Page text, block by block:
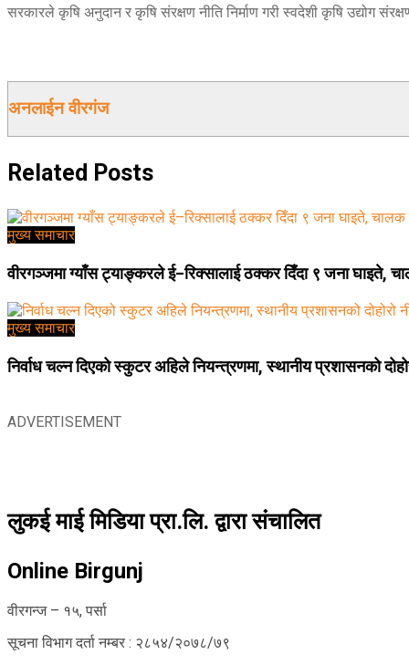
सरकारले कृषि अनुदान र कृषि संरक्षण नीति निर्माण गरी स्वदेशी कृषि उद्योग
अनलाईन वीरगंज
Related Posts
मुख्य समाचार
वीरगञ्जमा ग्याँस ट्याङ्करले ई–रिक्सालाई ठक्कर दिँदा ९ जना घाइते,
मुख्य समाचार
निर्वाध चल्न दिएको स्कुटर अहिले नियन्त्रणमा, स्थानीय प्रशासनको
ADVERTISEMENT
लुकई माई मिडिया प्रा.लि. द्वारा संचालित
Online Birgunj
वीरगन्ज – १५, पर्सा
सूचना विभाग दर्ता नम्बर : २८५४/२०७८/७९